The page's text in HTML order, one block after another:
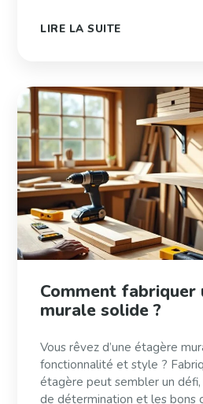
LIRE LA SUITE
Comment fabriquer
murale solide ?
Vous rêvez d’une étagère
fonctionnalité et style ?
étagère peut sembler un défi,
de détermination et les bons